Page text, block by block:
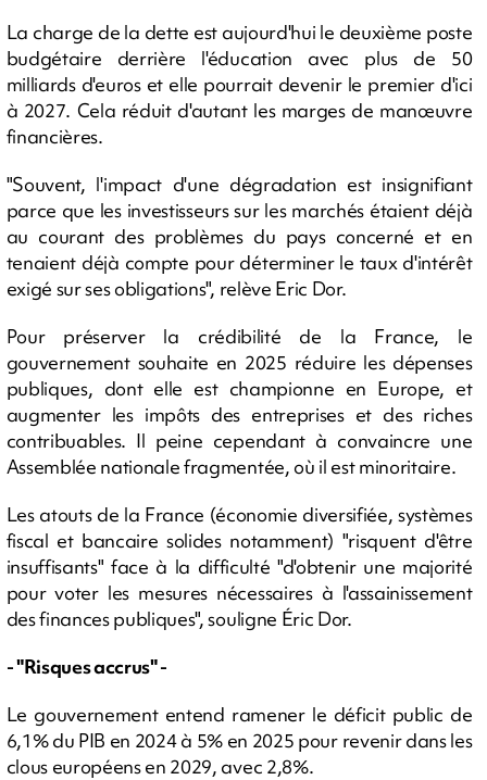
La charge de la dette est aujourd'hui le deuxième poste
budgétaire derrière l'éducation avec plus de 50
milliards d'euros et elle pourrait devenir le premier d'ici
à 2027. Cela réduit d'autant les marges de manœuvre
financières.
"Souvent, l'impact d'une dégradation est insignifiant
parce que les investisseurs sur les marchés étaient déjà
au courant des problèmes du pays concerné et en
tenaient déjà compte pour déterminer le taux d'intérêt
exigé sur ses obligations", relève Eric Dor.
Pour préserver la crédibilité de la France, le
gouvernement souhaite en 2025 réduire les dépenses
publiques, dont elle est championne en Europe, et
augmenter les impôts des entreprises et des riches
contribuables. Il peine cependant à convaincre une
Assemblée nationale fragmentée, où il est minoritaire.
Les atouts de la France (économie diversifiée, systèmes
fiscal et bancaire solides notamment) "risquent d'être
insuffisants" face à la difficulté "d'obtenir une majorité
pour voter les mesures nécessaires à l'assainissement
des finances publiques", souligne Éric Dor.
- "Risques accrus" -
Le gouvernement entend ramener le déficit public de
6,1% du PIB en 2024 à 5% en 2025 pour revenir dans les
clous européens en 2029, avec 2,8%.